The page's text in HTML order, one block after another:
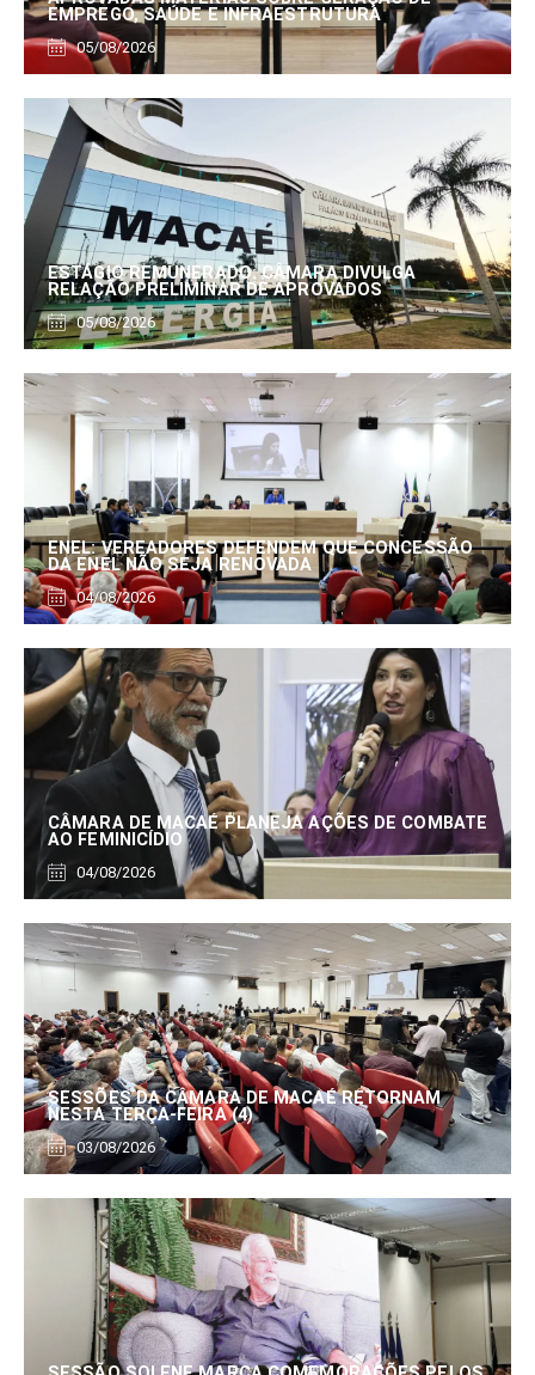
EMPREGO, SAÚDE E INFRAESTRUTURA
05/08/2026
ESTÁGIO REMUNERADO: CÂMARA DIVULGA
RELAÇÃO PRELIMINAR DE APROVADOS
05/08/2026
ENEL: VEREADORES DEFENDEM QUE CONCESSÃO
DA ENEL NÃO SEJA RENOVADA
04/08/2026
CÂMARA DE MACAÉ PLANEJA AÇÕES DE COMBATE
AO FEMINICÍDIO
04/08/2026
SESSÕES DA CÂMARA DE MACAÉ RETORNAM
NESTA TERÇA-FEIRA (4)
03/08/2026